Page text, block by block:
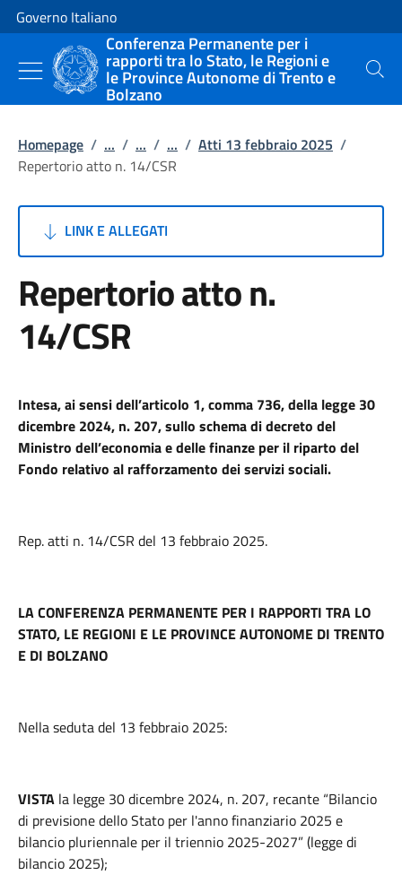
Vai al contenuto
Vai alla navigazione del sito
Governo Italiano
Conferenza Permanente per i
rapporti tra lo Stato, le Regioni e
le Province Autonome di Trento e
Bolzano
Cerca
Homepage / ... / ... / ... / Atti 13 febbraio 2025 /
Repertorio atto n. 14/CSR
LINK E ALLEGATI
Repertorio atto n.
14/CSR
Intesa, ai sensi dell’articolo 1, comma 736, della legge 30
dicembre 2024, n. 207, sullo schema di decreto del
Ministro dell’economia e delle finanze per il riparto del
Fondo relativo al rafforzamento dei servizi sociali.
Rep. atti n. 14/CSR del 13 febbraio 2025.
LA CONFERENZA PERMANENTE PER I RAPPORTI TRA LO
STATO, LE REGIONI E LE PROVINCE AUTONOME DI TRENTO
E DI BOLZANO
Nella seduta del 13 febbraio 2025:
VISTA la legge 30 dicembre 2024, n. 207, recante “Bilancio
di previsione dello Stato per l'anno finanziario 2025 e
bilancio pluriennale per il triennio 2025-2027” (legge di
bilancio 2025);